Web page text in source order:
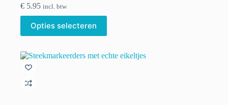
€ 5.95 incl. btw
Opties selecteren
Dit
product
heeft
variaties.
Deze
kan